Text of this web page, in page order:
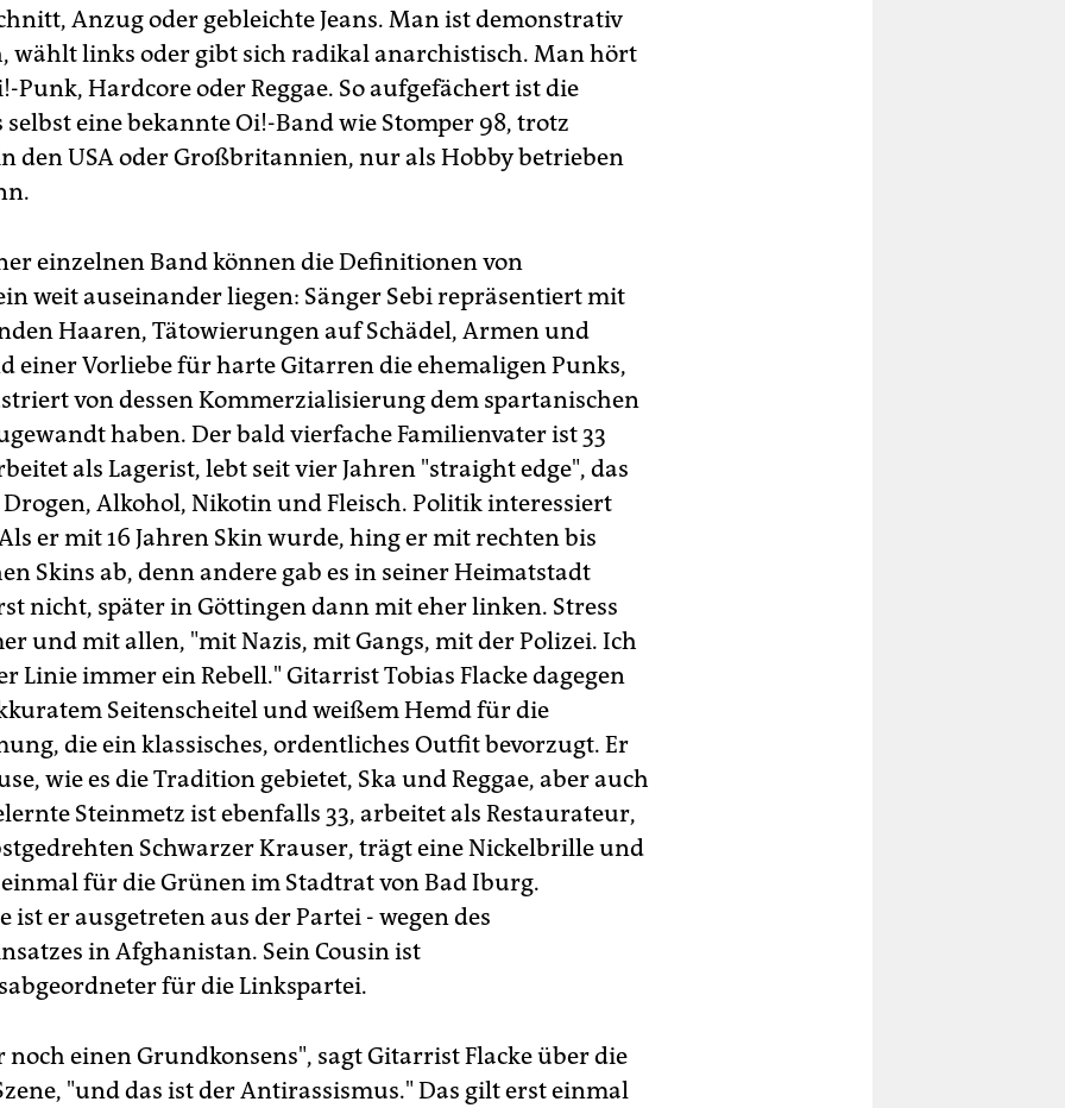
Anzug oder gebleichte Jeans. Man ist demonstrativ
wählt links oder gibt sich radikal anarchistisch. Man hört
Punk, Hardcore oder Reggae. So aufgefächert ist die
selbst eine bekannte Oi!-Band wie Stomper 98, trotz
den USA oder Großbritannien, nur als Hobby betrieben
einzelnen Band können die Definitionen von
weit auseinander liegen: Sänger Sebi repräsentiert mit
Haaren, Tätowierungen auf Schädel, Armen und
einer Vorliebe für harte Gitarren die ehemaligen Punks,
von dessen Kommerzialisierung dem spartanischen
haben. Der bald vierfache Familienvater ist 33
als Lagerist, lebt seit vier Jahren "straight edge", das
Alkohol, Nikotin und Fleisch. Politik interessiert
er mit 16 Jahren Skin wurde, hing er mit rechten bis
Skins ab, denn andere gab es in seiner Heimatstadt
nicht, später in Göttingen dann mit eher linken. Stress
und mit allen, "mit Nazis, mit Gangs, mit der Polizei. Ich
Linie immer ein Rebell." Gitarrist Tobias Flacke dagegen
Seitenscheitel und weißem Hemd für die
die ein klassisches, ordentliches Outfit bevorzugt. Er
wie es die Tradition gebietet, Ska und Reggae, aber auch
Steinmetz ist ebenfalls 33, arbeitet als Restaurateur,
Schwarzer Krauser, trägt eine Nickelbrille und
für die Grünen im Stadtrat von Bad Iburg.
er ausgetreten aus der Partei - wegen des
in Afghanistan. Sein Cousin ist
für die Linkspartei.
noch einen Grundkonsens", sagt Gitarrist Flacke über die
"und das ist der Antirassismus." Das gilt erst einmal